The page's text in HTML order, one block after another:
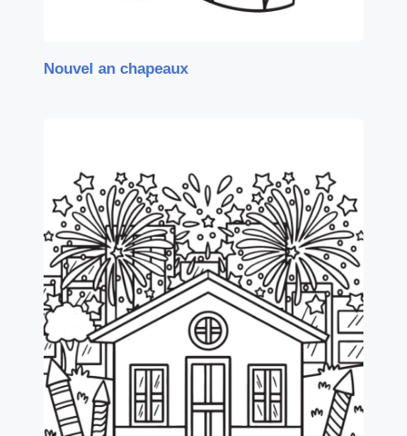
Nouvel an chapeaux